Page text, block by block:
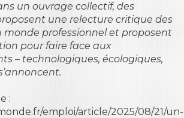
un ouvrage collectif, des
une relecture critique des
monde professionnel et proposent
pour faire face aux
– technologiques, écologiques,
:
emploi/article/2025/08/21/un-